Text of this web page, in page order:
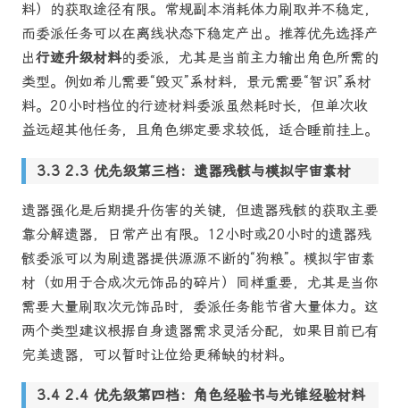
料）的获取途径有限。常规副本消耗体力刷取并不稳定，
而委派任务可以在离线状态下稳定产出。推荐优先选择产
出行迹升级材料的委派，尤其是当前主力输出角色所需的
类型。例如希儿需要“毁灭”系材料，景元需要“智识”系材
料。20小时档位的行迹材料委派虽然耗时长，但单次收
益远超其他任务，且角色绑定要求较低，适合睡前挂上。
2.3 优先级第三档：遗器残骸与模拟宇宙素材
遗器强化是后期提升伤害的关键，但遗器残骸的获取主要
靠分解遗器，日常产出有限。12小时或20小时的遗器残
骸委派可以为刷遗器提供源源不断的“狗粮”。模拟宇宙素
材（如用于合成次元饰品的碎片）同样重要，尤其是当你
需要大量刷取次元饰品时，委派任务能节省大量体力。这
两个类型建议根据自身遗器需求灵活分配，如果目前已有
完美遗器，可以暂时让位给更稀缺的材料。
2.4 优先级第四档：角色经验书与光锥经验材料